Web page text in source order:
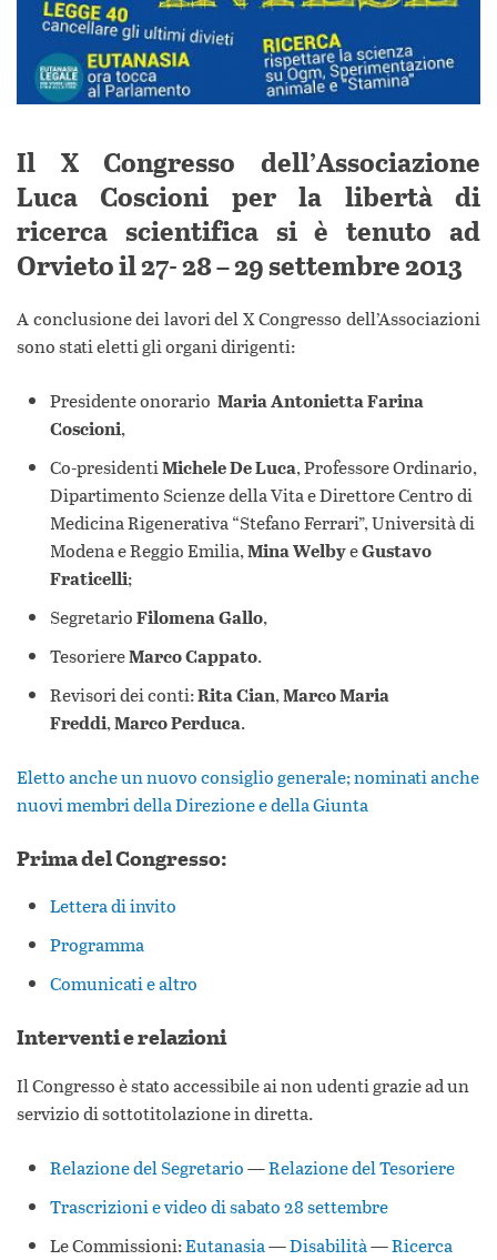
Il X Congresso dell’Associazione
Luca Coscioni per la libertà di
ricerca scientifica si è tenuto ad
Orvieto il 27- 28 – 29 settembre 2013
A conclusione dei lavori del X Congresso dell’Associazioni
sono stati eletti gli organi dirigenti:
Presidente onorario Maria Antonietta Farina
Coscioni,
Co-presidentiMichele De Luca, Professore Ordinario,
Dipartimento Scienze della Vita e Direttore Centro di
Medicina Rigenerativa “Stefano Ferrari”, Università di
Modena e Reggio Emilia,Mina WelbyeGustavo
Fraticelli;
SegretarioFilomena Gallo,
TesoriereMarco Cappato.
Revisori dei conti:Rita Cian,Marco Maria
Freddi,Marco Perduca.
Eletto anche un nuovo consiglio generale; nominati anche
nuovi membri della Direzione e della Giunta
Prima del Congresso:
Lettera di invito
Programma
Comunicati e altro
Interventi e relazioni
Il Congresso è stato accessibile ai non udenti grazie ad un
servizio di sottotitolazione in diretta.
Relazione del Segretario—Relazione del Tesoriere
Trascrizioni e video di sabato 28 settembre
Le Commissioni:Eutanasia—Disabilità—Ricerca